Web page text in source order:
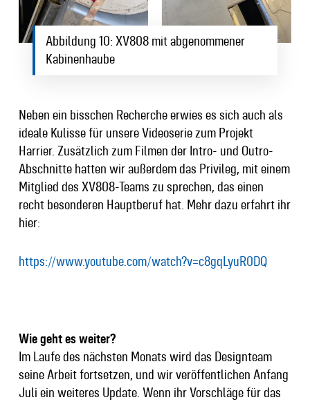
Abbildung 10: XV808 mit abgenommener
Kabinenhaube
Neben ein bisschen Recherche erwies es sich auch als
ideale Kulisse für unsere Videoserie zum Projekt
Harrier. Zusätzlich zum Filmen der Intro- und Outro-
Abschnitte hatten wir außerdem das Privileg, mit einem
Mitglied des XV808-Teams zu sprechen, das einen
recht besonderen Hauptberuf hat. Mehr dazu erfahrt ihr
hier:
https://www.youtube.com/watch?v=c8gqLyuR0DQ
Wie geht es weiter?
Im Laufe des nächsten Monats wird das Designteam
seine Arbeit fortsetzen, und wir veröffentlichen Anfang
Juli ein weiteres Update. Wenn ihr Vorschläge für das